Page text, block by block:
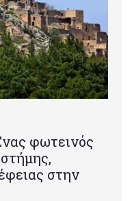
φωτεινός
στην